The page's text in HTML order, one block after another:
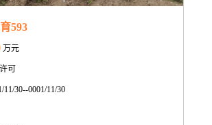
593
万元
可
30--0001/11/30